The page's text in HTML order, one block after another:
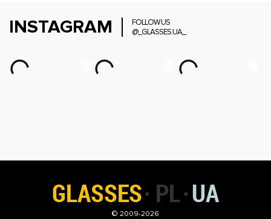
INSTAGRAM
FOLLOW US
@_GLASSES.UA_
© 2009-2026